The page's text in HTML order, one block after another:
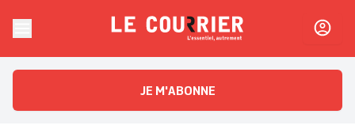
Le CourrierL'essentiel, autrement
JE M'ABONNE